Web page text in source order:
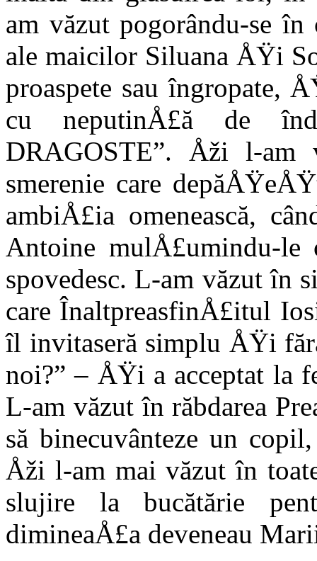
am văzut pogorându-se
ale maicilor Siluana ÅŸi
proaspete sau îngropate,
cu neputinÅ£ă de
DRAGOSTE”. Åži l-am
smerenie care
ambi­Å£ia omenească,
Antoine mulÅ£umindu-
spovedesc. L-am văzut în
care ÎnaltpreasfinÅ£itul
îl invitaseră simplu ÅŸi
noi?” – ÅŸi a acceptat la
L-am văzut în răb­darea
să binecuvânteze un
Åži l-am mai văzut în
slujire la bucătărie
dimineaÅ£a deveneau